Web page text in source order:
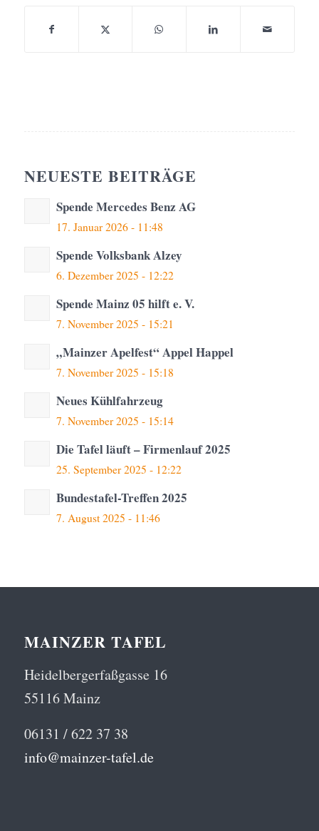
NEUESTE BEITRÄGE
Spende Mercedes Benz AG
17. Januar 2026 - 11:48
Spende Volksbank Alzey
6. Dezember 2025 - 12:22
Spende Mainz 05 hilft e. V.
7. November 2025 - 15:21
„Mainzer Apelfest“ Appel Happel
7. November 2025 - 15:18
Neues Kühlfahrzeug
7. November 2025 - 15:14
Die Tafel läuft – Firmenlauf 2025
25. September 2025 - 12:22
Bundestafel-Treffen 2025
7. August 2025 - 11:46
MAINZER TAFEL
Heidelbergerfaßgasse 16
55116 Mainz
06131 / 622 37 38
info@mainzer-tafel.de